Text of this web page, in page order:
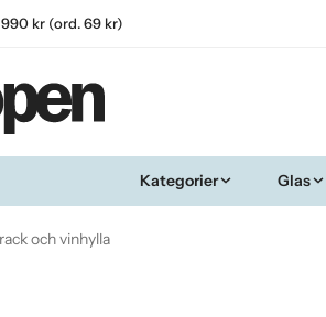
kr (ord. 69 kr)
Kategorier Glas
och vinhylla